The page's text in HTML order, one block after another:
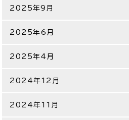
2025年9月
2025年6月
2025年4月
2024年12月
2024年11月